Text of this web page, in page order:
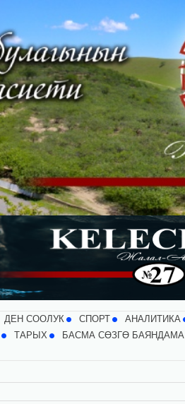
ДЕН СООЛУК СПОРТ АНАЛИТИКА
ТАРЫХ БАСМА СӨЗГӨ БАЯНДАМА